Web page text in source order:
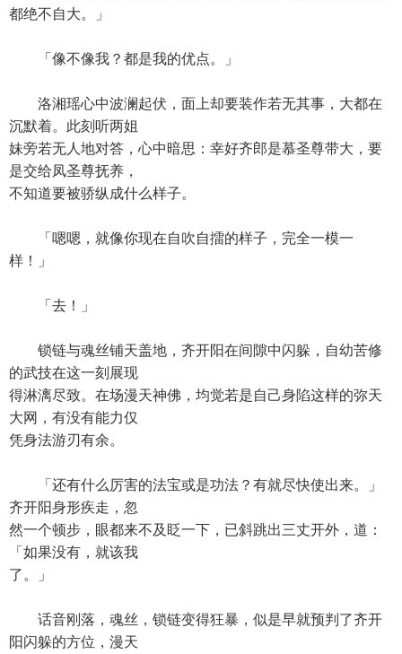
都绝不自大。」
「像不像我？都是我的优点。」
洛湘瑶心中波澜起伏，面上却要装作若无其事，大都在
沉默着。此刻听两姐
妹旁若无人地对答，心中暗思：幸好齐郎是慕圣尊带大，要
是交给凤圣尊抚养，
不知道要被骄纵成什么样子。
「嗯嗯，就像你现在自吹自擂的样子，完全一模一
样！」
「去！」
锁链与魂丝铺天盖地，齐开阳在间隙中闪躲，自幼苦修
的武技在这一刻展现
得淋漓尽致。在场漫天神佛，均觉若是自己身陷这样的弥天
大网，有没有能力仅
凭身法游刃有余。
「还有什么厉害的法宝或是功法？有就尽快使出来。」
齐开阳身形疾走，忽
然一个顿步，眼都来不及眨一下，已斜跳出三丈开外，道：
「如果没有，就该我
了。」
话音刚落，魂丝，锁链变得狂暴，似是早就预判了齐开
阳闪躲的方位，漫天